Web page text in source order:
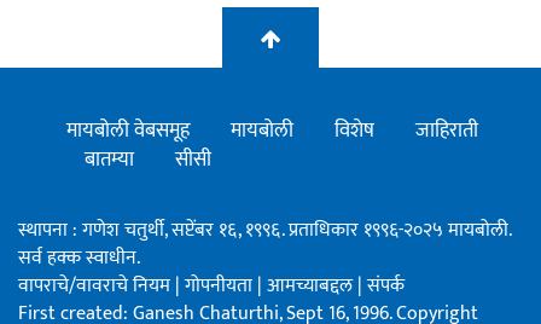
मायबोली वेबसमूह मायबोली विशेष
जाहिराती
बातम्या
सीसी
स्थापना : गणेश चतुर्थी, सप्टेंबर १६, १९९६. प्रताधिकार १९९६-२०२५ मायबोली.
सर्व हक्क स्वाधीन.
वापराचे/वावराचे नियम|गोपनीयता|आमच्याबद्दल|संपर्क
First created: Ganesh Chaturthi, Sept 16, 1996. Copyright